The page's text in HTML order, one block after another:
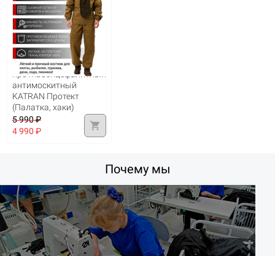
Костюм
противоэнцефалитный
антимоскитный
KATRAN Протект
(Палатка, хаки)
5 990 ₽
4 990 ₽
shopping_cart
Почему мы